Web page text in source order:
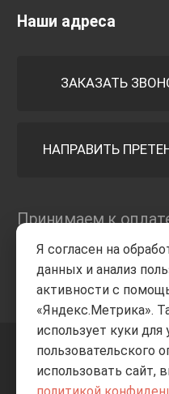
Наши адреса
ЗАКАЗАТЬ
НАПРАВИТЬ
Принимаем к
+7 8332205-805
Я согласен на
данных и анализ
активности с
«Яндекс.Метрика».
использует куки для
пользовательского
использовать сайт,